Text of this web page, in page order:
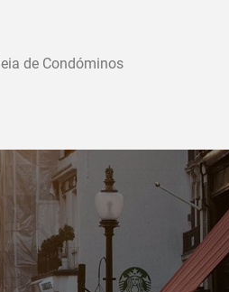
de Condóminos